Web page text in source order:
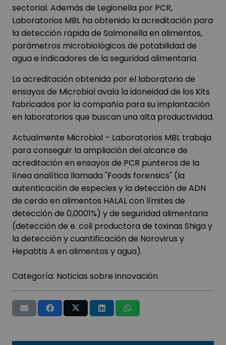
sectorial. Además de Legionella por PCR,
Laboratorios MBL ha obtenido la acreditación para
la detección rápida de Salmonella en alimentos,
parámetros microbiológicos de potabilidad de
agua e indicadores de la seguridad alimentaria.
La acreditación obtenida por el laboratorio de
ensayos de Microbial avala la idoneidad de los Kits
fabricados por la compañía para su implantación
en laboratorios que buscan una alta productividad.
Actualmente Microbial – Laboratorios MBL trabaja
para conseguir la ampliación del alcance de
acreditación en ensayos de PCR punteros de la
línea analítica llamada "Foods forensics" (la
autenticación de especies y la detección de ADN
de cerdo en alimentos HALAL con límites de
detección de 0,0001%) y de seguridad alimentaria
(detección de e. coli productora de toxinas Shiga y
la detección y cuantificación de Norovirus y
Hepatitis A en alimentos y agua).
Categoría: Noticias sobre innovación